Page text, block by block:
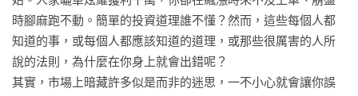
時腳麻跑不動。簡單的投資道理誰不懂？然而，這些每個人都
知道的事，或每個人都應該知道的道理，或那些很厲害的人所
說的法則，為什麼在你身上就會出錯呢？
其實，市場上暗藏許多似是而非的迷思，一不小心就會讓你誤